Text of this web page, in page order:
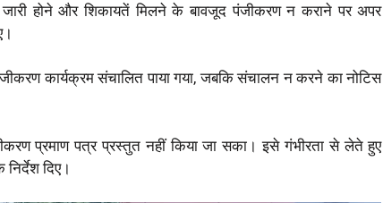
जारी होने और शिकायतें मिलने के बावजूद पंजीकरण न कराने पर अपर
कार्यक्रम संचालित पाया गया, जबकि संचालन न करने का नोटिस
प्रमाण पत्र प्रस्तुत नहीं किया जा सका। इसे गंभीरता से लेते हुए
दिए।